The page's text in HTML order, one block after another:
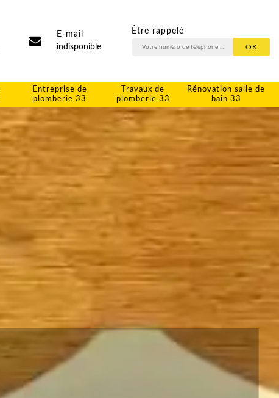
E-mail
indisponible
Être rappelé
Entreprise de
plomberie 33
Travaux de
plomberie 33
Rénovation salle de
bain 33